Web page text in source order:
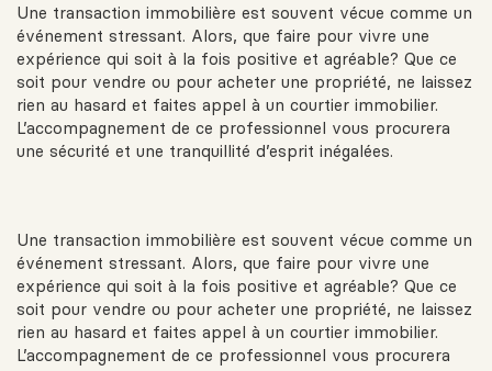
Une transaction immobilière est souvent vécue comme un
événement stressant. Alors, que faire pour vivre une
expérience qui soit à la fois positive et agréable? Que ce
soit pour vendre ou pour acheter une propriété, ne laissez
rien au hasard et faites appel à un courtier immobilier.
L’accompagnement de ce professionnel vous procurera
une sécurité et une tranquillité d’esprit inégalées.
Une transaction immobilière est souvent vécue comme un
événement stressant. Alors, que faire pour vivre une
expérience qui soit à la fois positive et agréable? Que ce
soit pour vendre ou pour acheter une propriété, ne laissez
rien au hasard et faites appel à un courtier immobilier.
L’accompagnement de ce professionnel vous procurera